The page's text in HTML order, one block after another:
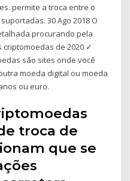
permite a troca entre o
30 Ago 2018 O
procurando pela
de 2020 ✓
são sites onde você
moeda digital ou moeda
ou euro.
troca de
que se